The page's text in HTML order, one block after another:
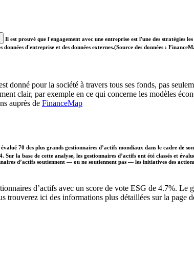
Il est prouvé que l'engagement avec une entreprise est l'une des stratégies
d'entreprise et des données externes.(Source des données :
donné pour la société à travers tous ses fonds, pas
clair, par exemple en ce qui concerne les modèles
auprès de FinanceMap
70 des plus grands gestionnaires d’actifs mondiaux dans le cadre de
la base de cette analyse, les gestionnaires d’actifs ont été classés et
d’actifs soutiennent — ou ne soutiennent pas — les initiatives des
d’actifs avec un score de vote ESG de 4.7%.
trouverez ici des informations plus détaillées sur la page